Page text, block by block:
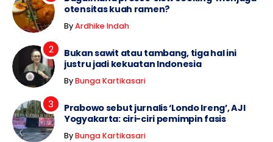
otensitas kuah ramen?
ByArdhike Indah
Bukan sawit atau tambang, tiga hal ini
justru jadi kekuatan Indonesia
ByBunga Kartikasari
Prabowo sebut jurnalis ‘Londo Ireng’, AJI
Yogyakarta: ciri-ciri pemimpin fasis
ByBunga Kartikasari